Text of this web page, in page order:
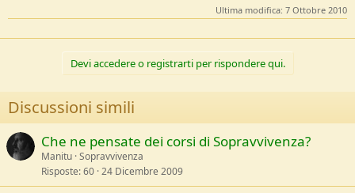
Ultima modifica: 7 Ottobre 2010
Devi accedere o registrarti per rispondere qui.
Discussioni simili
Che ne pensate dei corsi di Sopravvivenza?
Manitu Sopravvivenza
Risposte 60 24 Dicembre 2009